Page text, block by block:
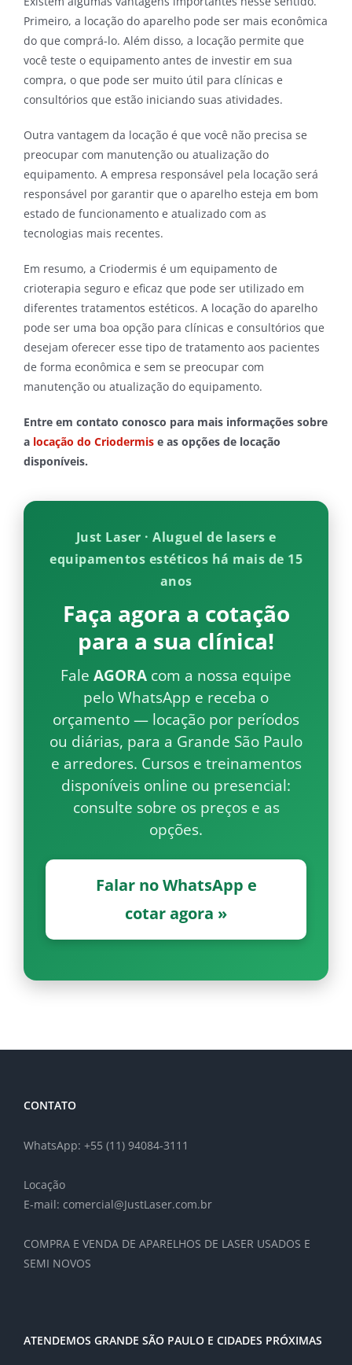
Primeiro, a locação do aparelho pode ser mais econômica
do que comprá-lo. Além disso, a locação permite que
você teste o equipamento antes de investir em sua
compra, o que pode ser muito útil para clínicas e
consultórios que estão iniciando suas atividades.
Outra vantagem da locação é que você não precisa se
preocupar com manutenção ou atualização do
equipamento. A empresa responsável pela locação será
responsável por garantir que o aparelho esteja em bom
estado de funcionamento e atualizado com as
tecnologias mais recentes.
Em resumo, a Criodermis é um equipamento de
crioterapia seguro e eficaz que pode ser utilizado em
diferentes tratamentos estéticos. A locação do aparelho
pode ser uma boa opção para clínicas e consultórios que
desejam oferecer esse tipo de tratamento aos pacientes
de forma econômica e sem se preocupar com
manutenção ou atualização do equipamento.
Entre em contato conosco para mais informações sobre
a locação do Criodermis e as opções de locação
disponíveis.
Just Laser · Aluguel de lasers e
equipamentos estéticos há mais de 15
anos
Faça agora a cotação
para a sua clínica!
Fale AGORA com a nossa equipe
pelo WhatsApp e receba o
orçamento — locação por períodos
ou diárias, para a Grande São Paulo
e arredores. Cursos e treinamentos
disponíveis online ou presencial:
consulte sobre os preços e as
opções.
Falar no WhatsApp e
cotar agora »
CONTATO
WhatsApp: +55 (11) 94084-3111
Locação
E-mail: comercial@JustLaser.com.br
COMPRA E VENDA DE APARELHOS DE LASER USADOS E
SEMI NOVOS
ATENDEMOS GRANDE SÃO PAULO E CIDADES PRÓXIMAS